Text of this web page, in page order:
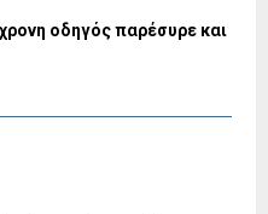
οδηγός παρέσυρε και